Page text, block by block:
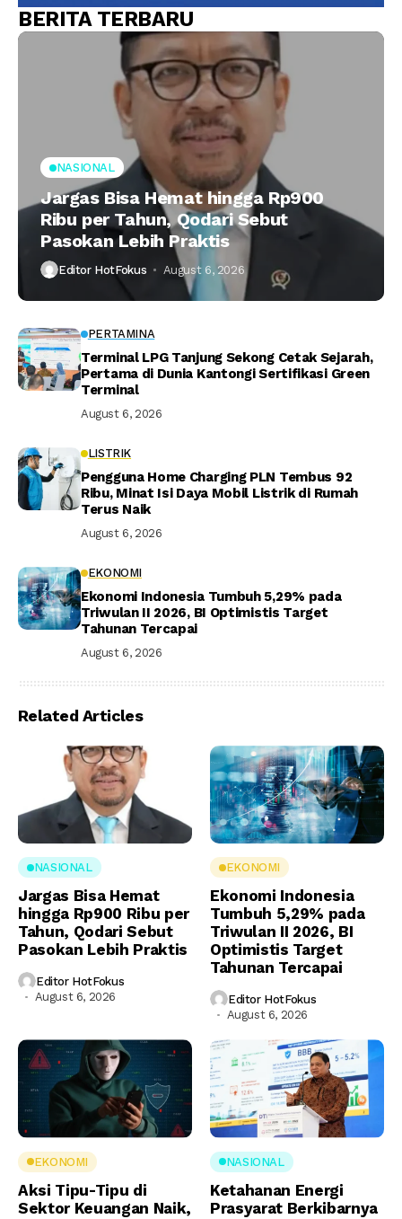
BERITA TERBARU
NASIONAL
Jargas Bisa Hemat hingga Rp900
Ribu per Tahun, Qodari Sebut
Pasokan Lebih Praktis
Editor HotFokus August 6, 2026
PERTAMINA
Terminal LPG Tanjung Sekong Cetak Sejarah,
Pertama di Dunia Kantongi Sertifikasi Green
Terminal
August 6, 2026
LISTRIK
Pengguna Home Charging PLN Tembus 92
Ribu, Minat Isi Daya Mobil Listrik di Rumah
Terus Naik
August 6, 2026
EKONOMI
Ekonomi Indonesia Tumbuh 5,29% pada
Triwulan II 2026, BI Optimistis Target
Tahunan Tercapai
August 6, 2026
Related Articles
NASIONAL
Jargas Bisa Hemat
hingga Rp900 Ribu per
Tahun, Qodari Sebut
Pasokan Lebih Praktis
Editor HotFokus
August 6, 2026
EKONOMI
Ekonomi Indonesia
Tumbuh 5,29% pada
Triwulan II 2026, BI
Optimistis Target
Tahunan Tercapai
Editor HotFokus
August 6, 2026
EKONOMI
Aksi Tipu-Tipu di
Sektor Keuangan Naik,
NASIONAL
Ketahanan Energi
Prasyarat Berkibarnya